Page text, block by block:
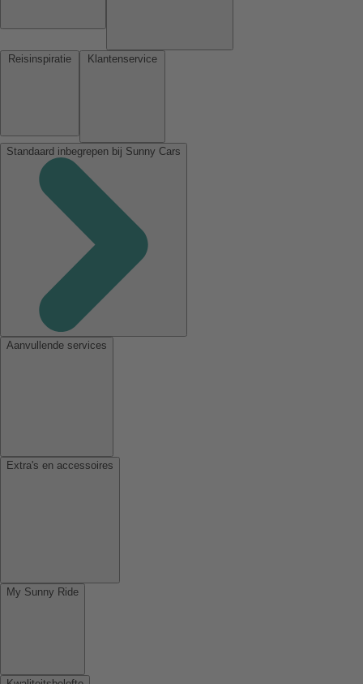
Standaard inbegrepen bij Sunny Cars
Aanvullende services
Extra's en accessoires
My Sunny Ride